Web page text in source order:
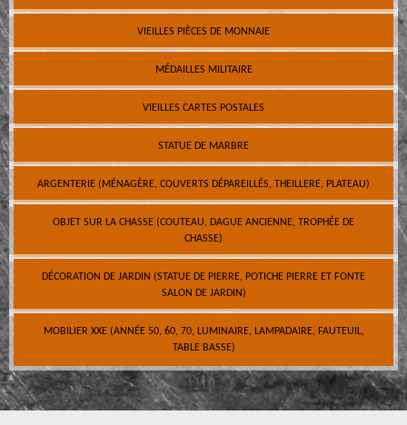
VIEILLES PIÈCES DE MONNAIE
MÉDAILLES MILITAIRE
VIEILLES CARTES POSTALES
STATUE DE MARBRE
ARGENTERIE (MÉNAGÈRE, COUVERTS DÉPAREILLÉS, THEILLERE, PLATEAU)
OBJET SUR LA CHASSE (COUTEAU, DAGUE ANCIENNE, TROPHÉE DE
CHASSE)
DÉCORATION DE JARDIN (STATUE DE PIERRE, POTICHE PIERRE ET FONTE
SALON DE JARDIN)
MOBILIER XXE (ANNÉE 50, 60, 70, LUMINAIRE, LAMPADAIRE, FAUTEUIL,
TABLE BASSE)